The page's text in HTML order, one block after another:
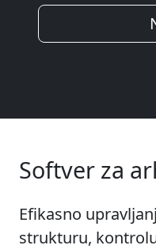
Softver za
Efikasno
strukturu,